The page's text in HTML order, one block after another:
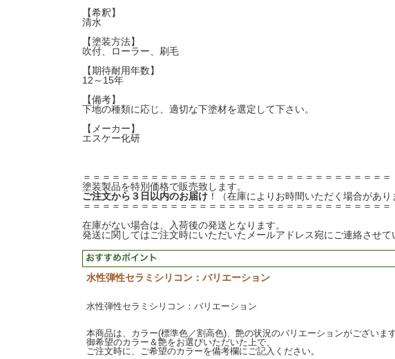
【希釈】
清水
【塗装方法】
吹付、ローラー、刷毛
【期待耐用年数】
12～15年
【備考】
下地の種類に応じ、適切な下塗材を選定して下さい。
【メーカー】
エスケー化研
＝＝＝＝＝＝＝＝＝＝＝＝＝＝＝＝＝＝＝＝＝＝＝＝＝＝＝＝＝＝＝＝
塗装製品を特別価格で販売致します。
ご注文から３日以内のお届け！（在庫によりお時間いただく場合があり
＝＝＝＝＝＝＝＝＝＝＝＝＝＝＝＝＝＝＝＝＝＝＝＝＝＝＝＝＝＝＝＝
在庫がない場合は、入荷後の発送となります。
発送に関してはご注文時にいただいたメールアドレス宛にご連絡させて
水性弾性セラミシリコン：バリエーション
水性弾性セラミシリコン：バリエーション
本商品は、カラー(標準色／割高色)、艶の状況のバリエーションがございます
御希望のカラー＆艶をお選びいただいた上で、
ご注文時に、ご希望のカラーを備考欄にご記入ください。